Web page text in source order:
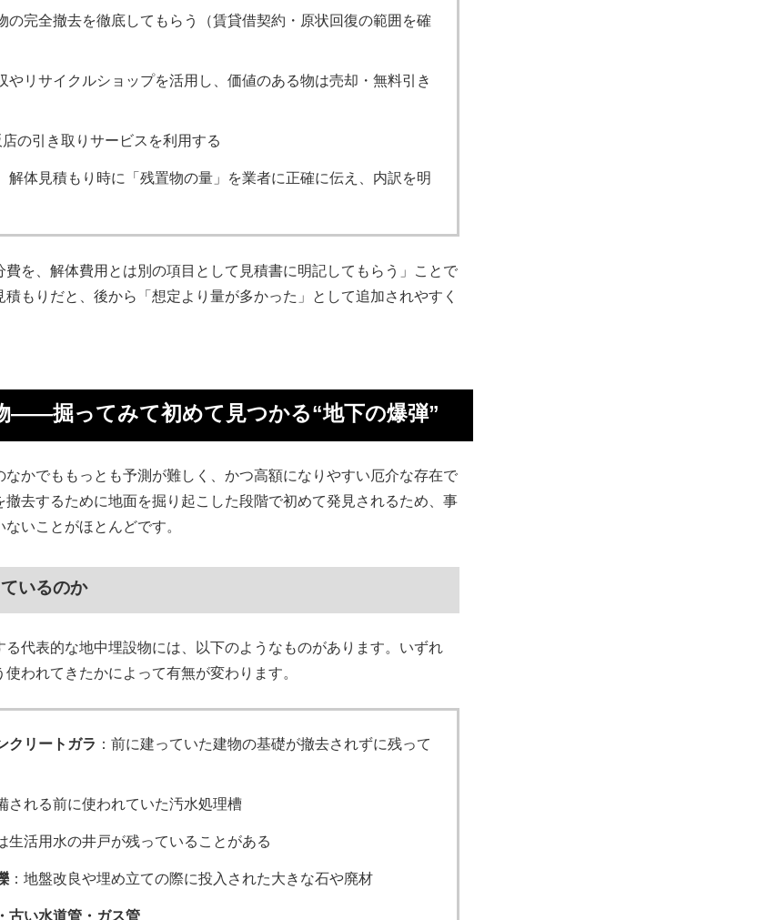
の完全撤去を徹底してもらう（賃貸借契約・原状回復の範囲を確
やリサイクルショップを活用し、価値のある物は売却・無料引き
の引き取りサービスを利用する
解体見積もり時に「残置物の量」を業者に正確に伝え、内訳を明
費を、解体費用とは別の項目として見積書に明記してもらう」ことで
もりだと、後から「想定より量が多かった」として追加されやすく
——掘ってみて初めて見つかる“地下の爆弾”
かでももっとも予測が難しく、かつ高額になりやすい厄介な存在で
去するために地面を掘り起こした段階で初めて発見されるため、事
いことがほとんどです。
いるのか
る代表的な地中埋設物には、以下のようなものがあります。いずれ
われてきたかによって有無が変わります。
クリートガラ ：前に建っていた建物の基礎が撤去されずに残って
される前に使われていた汚水処理槽
生活用水の井戸が残っていることがある
：地盤改良や埋め立ての際に投入された大きな石や廃材
古い水道管・ガス管